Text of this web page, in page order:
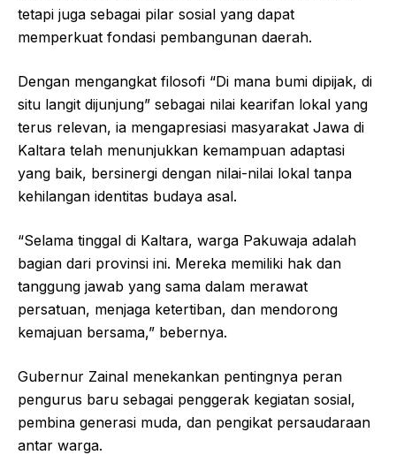
tetapi juga sebagai pilar sosial yang dapat
memperkuat fondasi pembangunan daerah.
Dengan mengangkat filosofi “Di mana bumi dipijak, di
situ langit dijunjung” sebagai nilai kearifan lokal yang
terus relevan, ia mengapresiasi masyarakat Jawa di
Kaltara telah menunjukkan kemampuan adaptasi
yang baik, bersinergi dengan nilai-nilai lokal tanpa
kehilangan identitas budaya asal.
“Selama tinggal di Kaltara, warga Pakuwaja adalah
bagian dari provinsi ini. Mereka memiliki hak dan
tanggung jawab yang sama dalam merawat
persatuan, menjaga ketertiban, dan mendorong
kemajuan bersama,” bebernya.
Gubernur Zainal menekankan pentingnya peran
pengurus baru sebagai penggerak kegiatan sosial,
pembina generasi muda, dan pengikat persaudaraan
antar warga.